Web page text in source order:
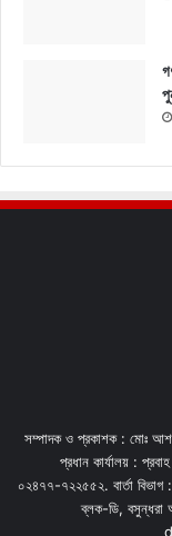
সম্পাদক ও প্রকাশক : মোঃ
প্রধান কার্যালয় :
০২৪৭৭-৭২২৫৫২. বার্তা
ব্লক-ডি,